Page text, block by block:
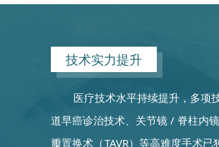
技术实力提升
医疗技术水平持续提升，多项
道早癌诊治技术、关节镜 / 脊柱内
瓣置换术（TAVR）等高难度手术